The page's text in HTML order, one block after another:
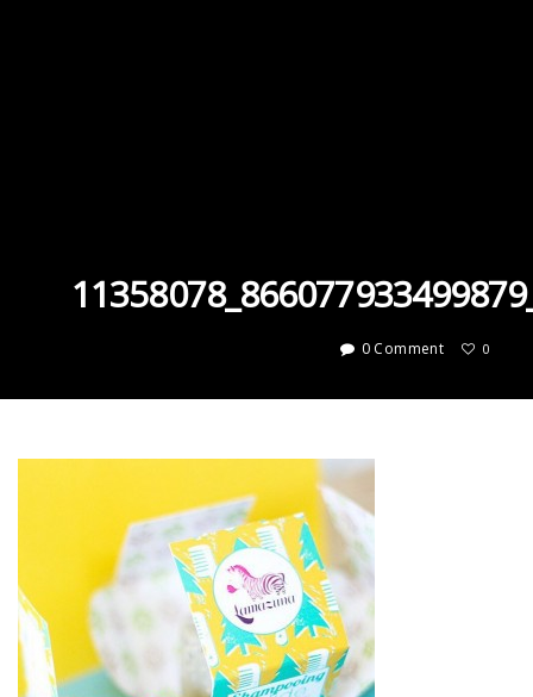
0 Comment 0